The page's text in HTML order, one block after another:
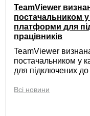
TeamViewer
постачальником у
платформи для
працівників
TeamViewer
постачальником у
для підключених до
Всі новини